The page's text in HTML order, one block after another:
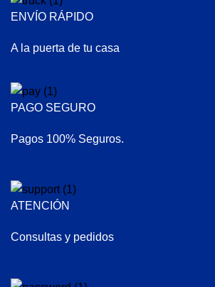
ENVÍO RÁPIDO
A la puerta de tu casa
PAGO SEGURO
Pagos 100% Seguros.
ATENCIÓN
Consultas y pedidos